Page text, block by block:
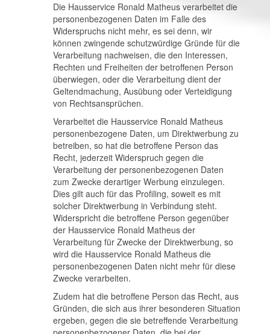
Die Hausservice Ronald Matheus verarbeitet die
personenbezogenen Daten im Falle des
Widerspruchs nicht mehr, es sei denn, wir
können zwingende schutzwürdige Gründe für die
Verarbeitung nachweisen, die den Interessen,
Rechten und Freiheiten der betroffenen Person
überwiegen, oder die Verarbeitung dient der
Geltendmachung, Ausübung oder Verteidigung
von Rechtsansprüchen.
Verarbeitet die Hausservice Ronald Matheus
personenbezogene Daten, um Direktwerbung zu
betreiben, so hat die betroffene Person das
Recht, jederzeit Widerspruch gegen die
Verarbeitung der personenbezogenen Daten
zum Zwecke derartiger Werbung einzulegen.
Dies gilt auch für das Profiling, soweit es mit
solcher Direktwerbung in Verbindung steht.
Widerspricht die betroffene Person gegenüber
der Hausservice Ronald Matheus der
Verarbeitung für Zwecke der Direktwerbung, so
wird die Hausservice Ronald Matheus die
personenbezogenen Daten nicht mehr für diese
Zwecke verarbeiten.
Zudem hat die betroffene Person das Recht, aus
Gründen, die sich aus ihrer besonderen Situation
ergeben, gegen die sie betreffende Verarbeitung